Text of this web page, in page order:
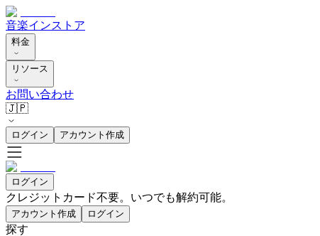
音楽インストア
料金
リソース
お問い合わせ
🇯🇵
ログイン アカウント作成
ログイン
クレジットカード不要。いつでも解約可能。
アカウント作成 ログイン
探す